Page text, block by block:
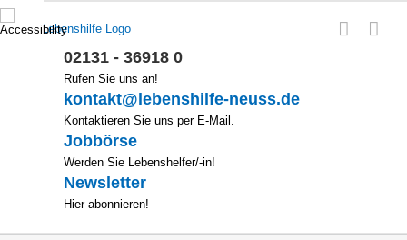
Zum
Inhalt
02131 - 36918 0
Rufen Sie uns an!
kontakt@lebenshilfe-neuss.de
Kontaktieren Sie uns per E-Mail.
Jobbörse
Werden Sie Lebenshelfer/-in!
Newsletter
Hier abonnieren!